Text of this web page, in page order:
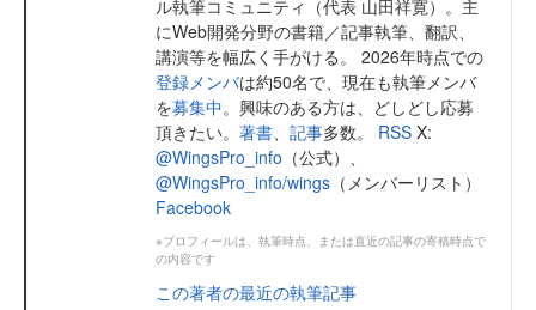
ル執筆コミュニティ（代表 山田祥寛）。主
にWeb開発分野の書籍／記事執筆、翻訳、
講演等を幅広く手がける。 2026年時点での
登録メンバは約50名で、現在も執筆メンバ
を募集中。興味のある方は、どしどし応募
頂きたい。 著書 記事多数。 RSS X:
@WingsPro_info （公式）、
@WingsPro_info/wings （メンバーリスト）
Facebook
※プロフィールは、執筆時点、または直近の記事の寄稿時点で
の内容です
この著者の最近の執筆記事